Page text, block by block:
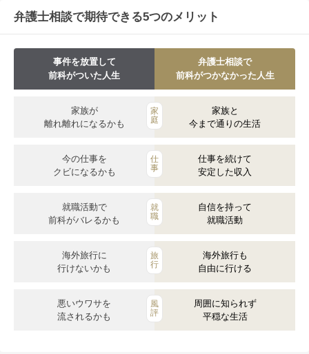
弁護士相談で期待できる5つのメリット
事件を放置して
前科がついた人生
弁護士相談で
前科がつかなかった人生
家
庭
家族が
離れ離れになるかも
家族と
今まで通りの生活
仕
事
今の仕事を
クビになるかも
仕事を続けて
安定した収入
就
職
就職活動で
前科がバレるかも
自信を持って
就職活動
旅
行
海外旅行に
行けないかも
海外旅行も
自由に行ける
風
評
悪いウワサを
流されるかも
周囲に知られず
平穏な生活